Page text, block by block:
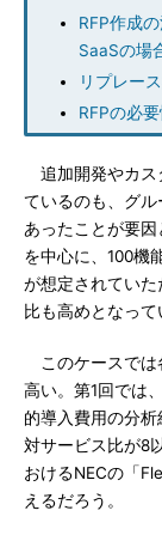
RFP作成
SaaSの場
リプレー
RFPの必
追加開発やカス
ているのも、グ
あったことが要
を中心に、100機
が想定されていた
比も高めとなって
このケースでは
高い。第1回では
的導入費用の分
対サービス比が8
おけるNECの「
えるだろう。